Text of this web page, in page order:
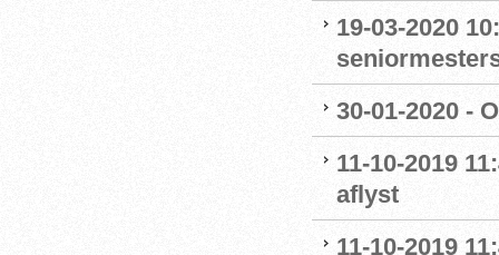
19-03-2020
30-01-2020 -
11-10-2019
aflyst
11-10-2019